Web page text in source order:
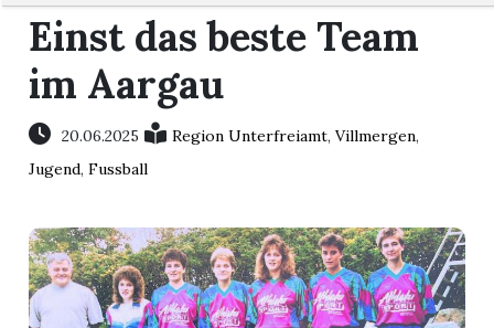
Immobilien
Veranstaltungen
E-
Paper
Einst das beste Team
im Aargau
20.06.2025 Region Unterfreiamt,Villmergen,
Jugend,Fussball